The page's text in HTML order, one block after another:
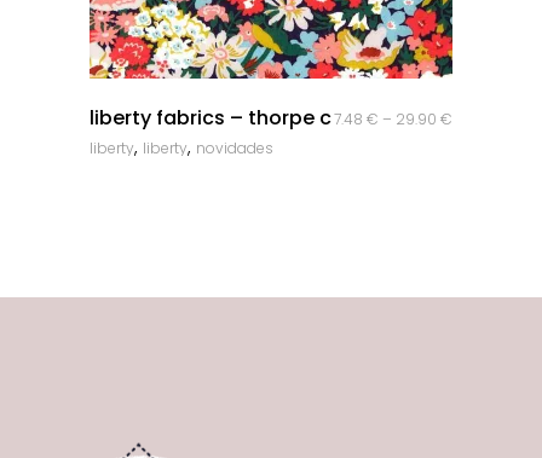
liberty fabrics – thorpe c7.48 € – 29.90 €
liberty, liberty, novidades